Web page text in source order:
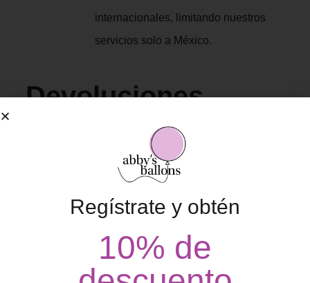
internacionales, limitando nuestros
servicios solo a México.
Devoluciones
Política de Devoluciones:
Aceptamos devoluciones dentro de
los 15 días posteriores a la recepción
del producto (únicamente productos
de venta), siempre que esté en su
Regístrate y obtén
10% de